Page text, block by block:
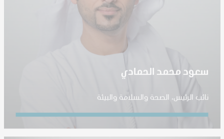
نائب الرئيس، الصحة والسلامة والبيئة